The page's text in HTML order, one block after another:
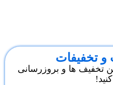
تخفیفات
تخفیف ها و بروزرسانی